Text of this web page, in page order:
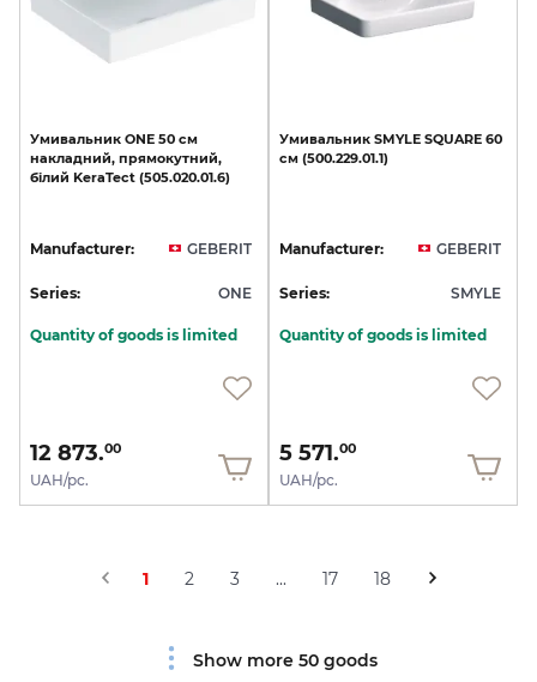
Умивальник ONE 50 см
накладний, прямокутний,
білий KeraTect (505.020.01.6)
Manufacturer: GEBERIT
Series: ONE
Quantity of goods is limited
12 873.00
UAH/pc.
Умивальник SMYLE SQUARE 60
см (500.229.01.1)
Manufacturer: GEBERIT
Series: SMYLE
Quantity of goods is limited
5 571.00
UAH/pc.
1 2 3 ... 17 18
Show more 50 goods